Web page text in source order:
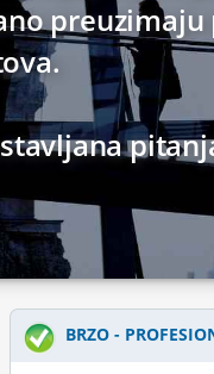
preuzimaju
BRZO -